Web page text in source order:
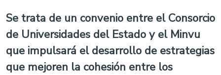
Se trata de un convenio entre el Consorcio
de Universidades del Estado y el Minvu
que impulsará el desarrollo de estrategias
que mejoren la cohesión entre los